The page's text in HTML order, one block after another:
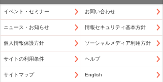
イベント・セミナー お問い合わせ
ニュース・お知らせ 情報セキュリティ基本方針
個人情報保護方針 ソーシャルメディア利用方針
サイトの利用条件 ヘルプ
サイトマップ English